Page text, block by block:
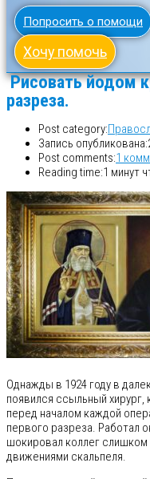
Попросить о помощи
Хочу помочь
Рисовать йодом
разреза.
Post category:
Запись опубликована:
Post comments:1
Reading time:1 минут
Однажды в 1924 году в
появился ссыльный
перед началом каждой
первого разреза. Работал
шокировал коллег
движениями скальпеля.